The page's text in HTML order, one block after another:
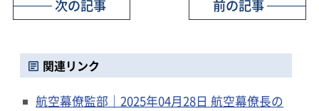
前の記事
次の記事
関連リンク
航空幕僚監部｜2025年04月28日 航空幕僚長の